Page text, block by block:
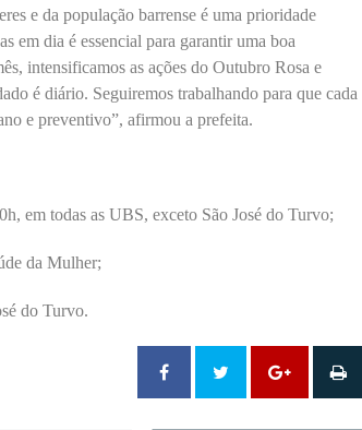
e da população barrense é uma prioridade
em dia é essencial para garantir uma boa
intensificamos as ações do Outubro Rosa e
é diário. Seguiremos trabalhando para que cada
e preventivo”, afirmou a prefeita.
em todas as UBS, exceto São José do Turvo;
da Mulher;
do Turvo.